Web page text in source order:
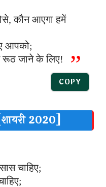
कौन आएगा हमें
आपको;
रूठ जाने के लिए!
COPY
2020]
चाहिए;